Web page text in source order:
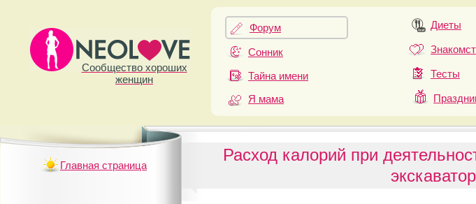
Сообщество хороших
женщин
Форум
Сонник
Тайна имени
Я мама
Диеты
Тесты
Расход калорий при
Главная страница